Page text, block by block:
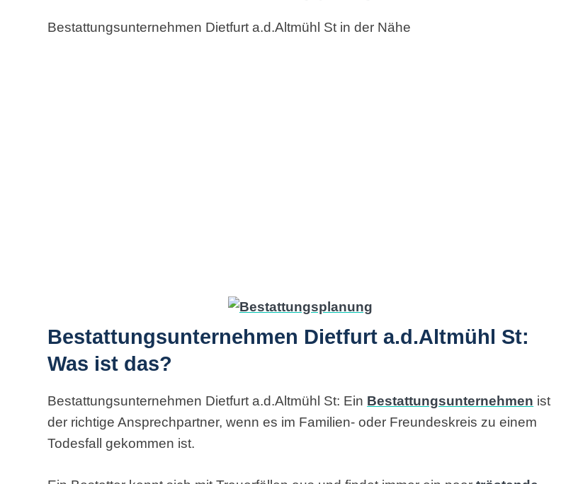
Bestattungsunternehmen Dietfurt a.d.Altmühl St in der Nähe
Bestattungsunternehmen Dietfurt a.d.Altmühl St:
Was ist das?
Bestattungsunternehmen Dietfurt a.d.Altmühl St: Ein Bestattungsunternehmen ist
der richtige Ansprechpartner, wenn es im Familien- oder Freundeskreis zu einem
Todesfall gekommen ist.